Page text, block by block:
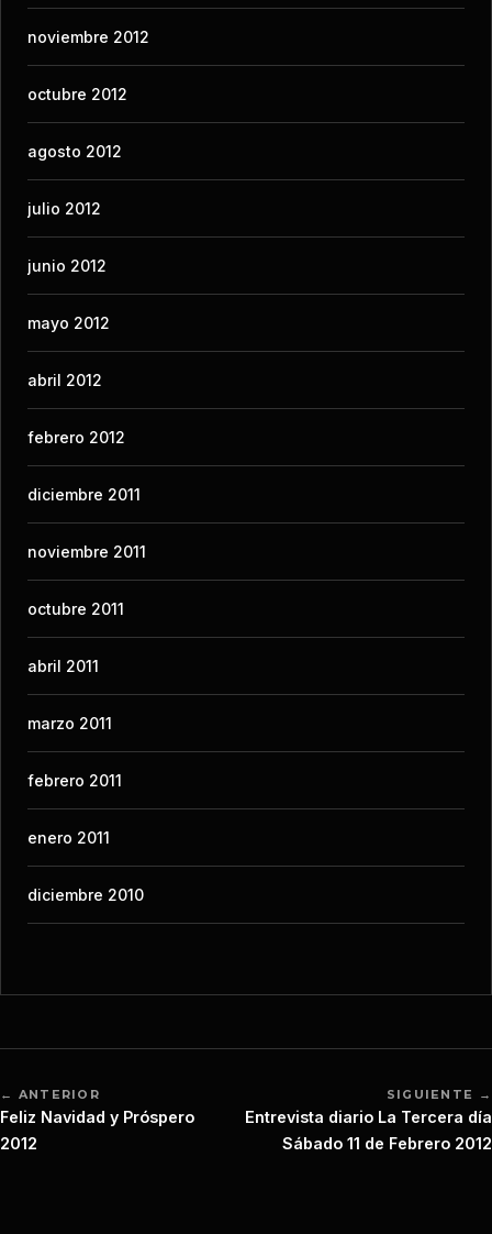
noviembre 2012
octubre 2012
agosto 2012
julio 2012
junio 2012
mayo 2012
abril 2012
febrero 2012
diciembre 2011
noviembre 2011
octubre 2011
abril 2011
marzo 2011
febrero 2011
enero 2011
diciembre 2010
← ANTERIOR
Feliz Navidad y Próspero
2012
SIGUIENTE →
Entrevista diario La Tercera día
Sábado 11 de Febrero 2012